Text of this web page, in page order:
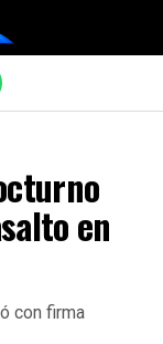
en
con firma